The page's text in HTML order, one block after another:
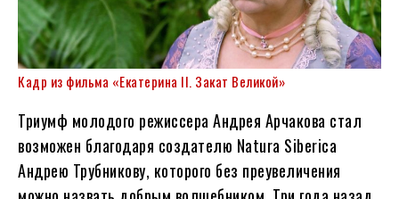
Кадр из фильма «Екатерина II. Закат Великой»
Триумф молодого режиссера Андрея Арчакова стал
возможен благодаря создателю Natura Siberica
Андрею Трубникову, которого без преувеличения